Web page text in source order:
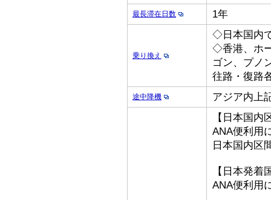
最長滞在日数 1年
乗り換え
◇日本国内
◇香港、ホ
ゴン、プノ
往路・復路
途中降機 アジア内上
【日本国内
ANA便利用
日本国内区
【日本発着
ANA便利用